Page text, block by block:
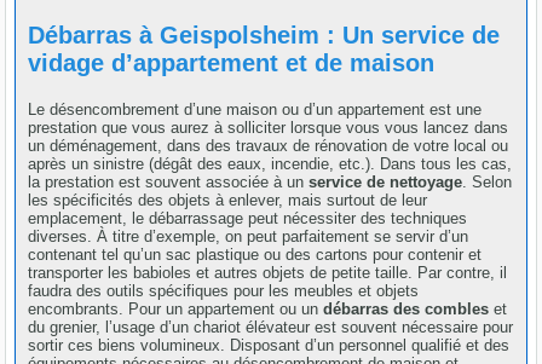
Débarras à Geispolsheim : Un service de
vidage d’appartement et de maison
Le désencombrement d’une maison ou d’un appartement est une
prestation que vous aurez à solliciter lorsque vous vous lancez dans
un déménagement, dans des travaux de rénovation de votre local ou
après un sinistre (dégât des eaux, incendie, etc.). Dans tous les cas,
la prestation est souvent associée à unservice de nettoyage . Selon
les spécificités des objets à enlever, mais surtout de leur
emplacement, le débarrassage peut nécessiter des techniques
diverses. À titre d’exemple, on peut parfaitement se servir d’un
contenant tel qu’un sac plastique ou des cartons pour contenir et
transporter les babioles et autres objets de petite taille. Par contre, il
faudra des outils spécifiques pour les meubles et objets
encombrants. Pour un appartement ou undébarras des combles et
du grenier, l’usage d’un chariot élévateur est souvent nécessaire pour
sortir ces biens volumineux. Disposant d’un personnel qualifié et des